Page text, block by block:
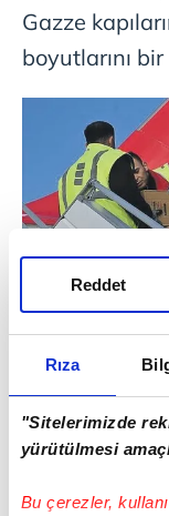
Rıza
"Sitelerimizde
yürütülmesi
Bu çerezler,
Reddet
Gazze
boyutlarını
HEDEF:
Gazze'ye
tarafından
bekletiliyor.
bebek
geçebilir"
altında